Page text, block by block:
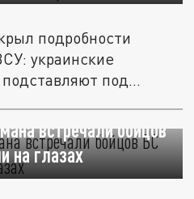
подробности
украинские
под
встречали бойцов
на глазах